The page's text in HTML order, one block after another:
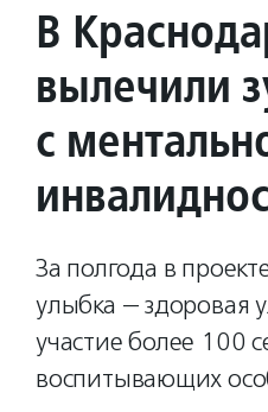
В
вылечили
с
За полгода в
улыбка — здоровая
участие более 100
воспитывающих